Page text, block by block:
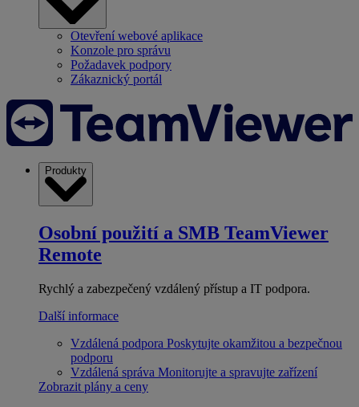
Otevření webové aplikace
Konzole pro správu
Požadavek podpory
Zákaznický portál
Produkty
Osobní použití a SMB TeamViewer
Remote
Rychlý a zabezpečený vzdálený přístup a IT podpora.
Další informace
Vzdálená podpora Poskytujte okamžitou a bezpečnou
podporu
Vzdálená správa Monitorujte a spravujte zařízení
Zobrazit plány a ceny